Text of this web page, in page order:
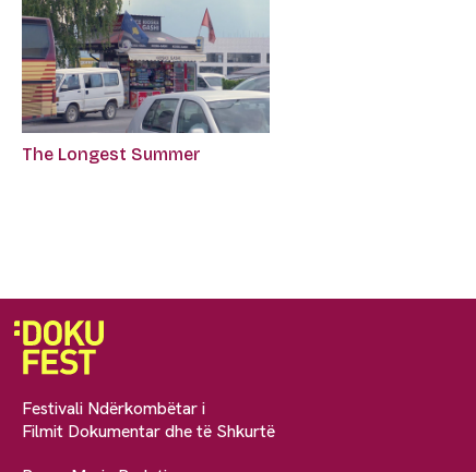
The Longest Summer
Festivali Ndërkombëtar i
Filmit Dokumentar dhe të Shkurtë